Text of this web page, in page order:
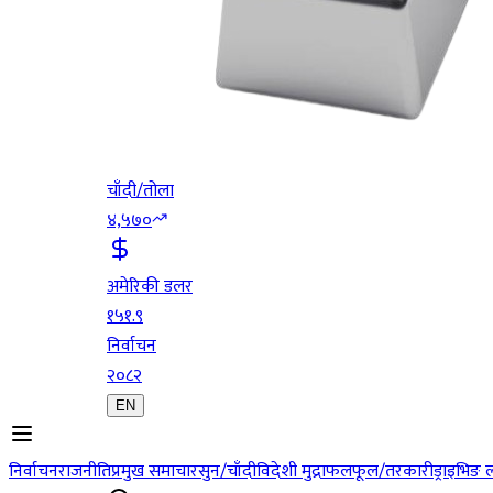
चाँदी/तोला
४,५७०
अमेरिकी डलर
१५१.९
निर्वाचन
२०८२
EN
निर्वाचनराजनीतिप्रमुख समाचारसुन/चाँदीविदेशी मुद्राफलफूल/तरकारी